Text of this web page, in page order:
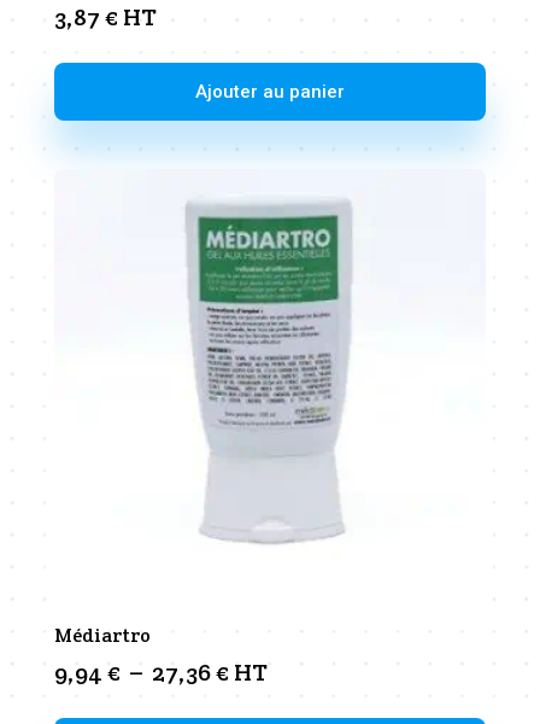
3,87€ HT
Ajouter au panier
Médiartro
9,94€ – 27,36€Plage
de
HT